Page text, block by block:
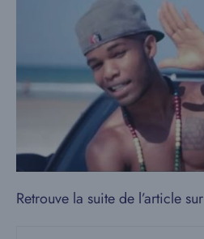
Retrouve la suite de l’article sur